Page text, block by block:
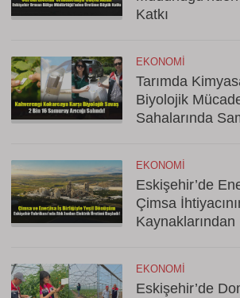
Katkı
EKONOMI
Tarımda
Biyolojik
Sahalarında
EKONOMI
Eskişehir’de
Çimsa
Kaynaklarından
EKONOMI
Eskişehir’de